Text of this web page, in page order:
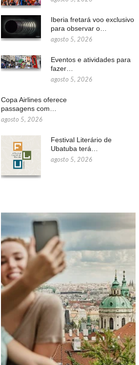
Iberia fretará voo exclusivo
para observar o…
agosto 5, 2026
Eventos e atividades para
fazer…
agosto 5, 2026
Copa Airlines oferece
passagens com…
agosto 5, 2026
Festival Literário de
Ubatuba terá…
agosto 5, 2026